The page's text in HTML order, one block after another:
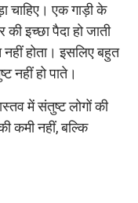
चाहिए। एक गाड़ी के
की इच्छा पैदा हो जाती
होता। इसलिए बहुत
नहीं हो पाते।
में संतुष्ट लोगों की
कमी नहीं, बल्कि